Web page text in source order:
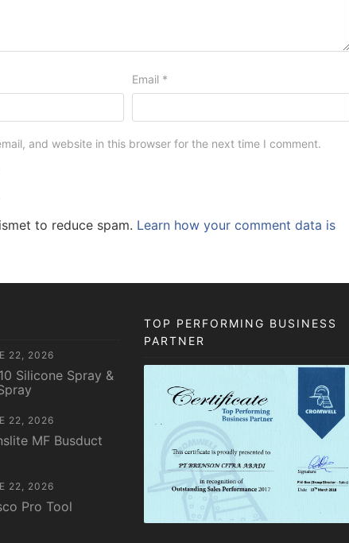
Email *
and website in this browser for the next time I comment.
to reduce spam. Learn how your comment data is
22, 2026
Silicone Spray &
22, 2026
MF Busduct
22, 2026
Pro Tool
TOP PERFORMING BUSINESS
PARTNER